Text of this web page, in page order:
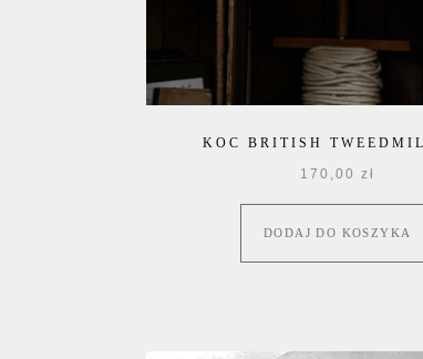
KOC BRITISH
170,00 zł
DODAJ DO KOSZYKA